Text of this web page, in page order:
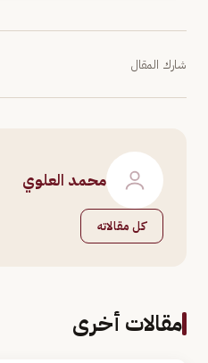
شارك المقال
محمد العلوي
كل مقالاته
مقالات أخرى